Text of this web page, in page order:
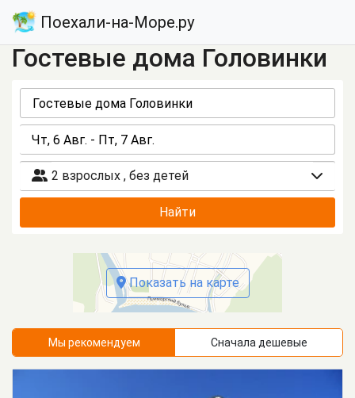
Поехали-на-Море.ру
Гостевые дома Головинки
2 взрослых , без детей
Найти
Показать на карте
Мы рекомендуем Сначала дешевые